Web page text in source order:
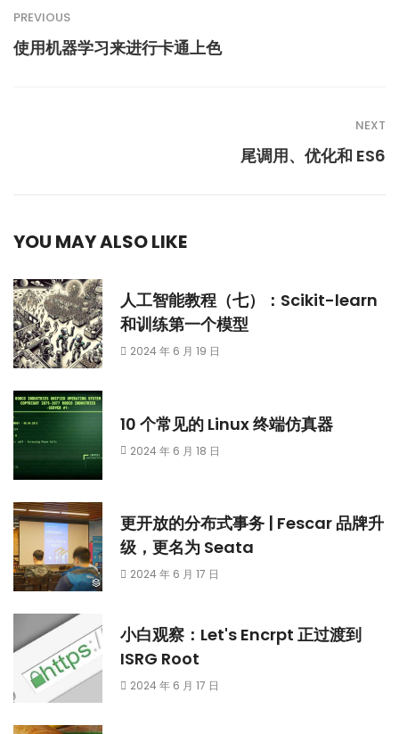
PREVIOUS
使用机器学习来进行卡通上色
NEXT
尾调用、优化和 ES6
YOU MAY ALSO LIKE
人工智能教程（七）：Scikit-learn
和训练第一个模型
2024 年 6 月 19 日
10 个常见的 Linux 终端仿真器
2024 年 6 月 18 日
更开放的分布式事务 | Fescar 品牌升
级，更名为 Seata
2024 年 6 月 17 日
小白观察：Let's Encrpt 正过渡到
ISRG Root
2024 年 6 月 17 日